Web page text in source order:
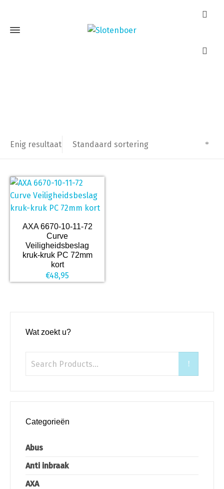
Enig resultaat Standaard sortering
AXA 6670-10-11-72
Curve
Veiligheidsbeslag
kruk-kruk PC 72mm
kort
€48,95
Wat zoekt u?
Categorieën
Abus
Anti inbraak
AXA